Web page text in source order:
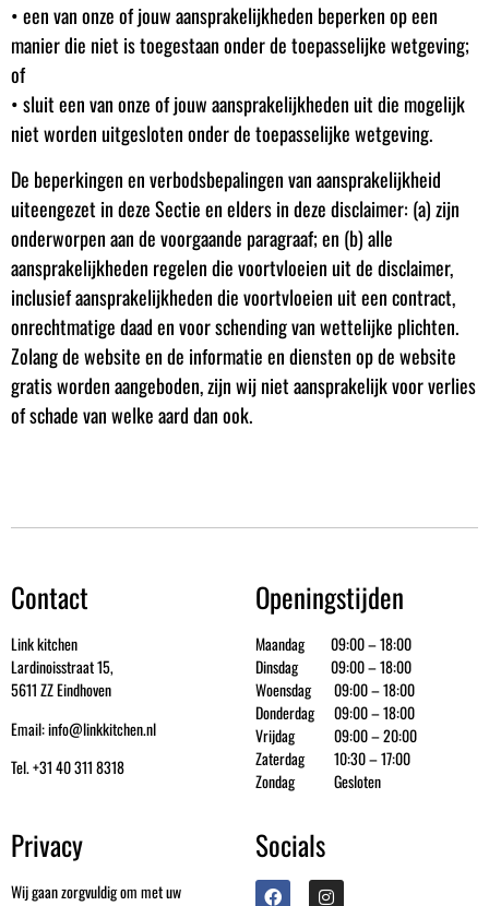
• een van onze of jouw aansprakelijkheden beperken op een
manier die niet is toegestaan onder de toepasselijke wetgeving;
of
• sluit een van onze of jouw aansprakelijkheden uit die mogelijk
niet worden uitgesloten onder de toepasselijke wetgeving.
De beperkingen en verbodsbepalingen van aansprakelijkheid
uiteengezet in deze Sectie en elders in deze disclaimer: (a) zijn
onderworpen aan de voorgaande paragraaf; en (b) alle
aansprakelijkheden regelen die voortvloeien uit de disclaimer,
inclusief aansprakelijkheden die voortvloeien uit een contract,
onrechtmatige daad en voor schending van wettelijke plichten.
Zolang de website en de informatie en diensten op de website
gratis worden aangeboden, zijn wij niet aansprakelijk voor verlies
of schade van welke aard dan ook.
Contact
Link kitchen
Lardinoisstraat 15,
5611 ZZ Eindhoven
Email: info@linkkitchen.nl
Tel. +31 40 311 8318
Openingstijden
Maandag 09:00 – 18:00
Dinsdag 09:00 – 18:00
Woensdag 09:00 – 18:00
Donderdag 09:00 – 18:00
Vrijdag 09:00 – 20:00
Zaterdag 10:30 – 17:00
Zondag Gesloten
Privacy
Wij gaan zorgvuldig om met uw
Socials